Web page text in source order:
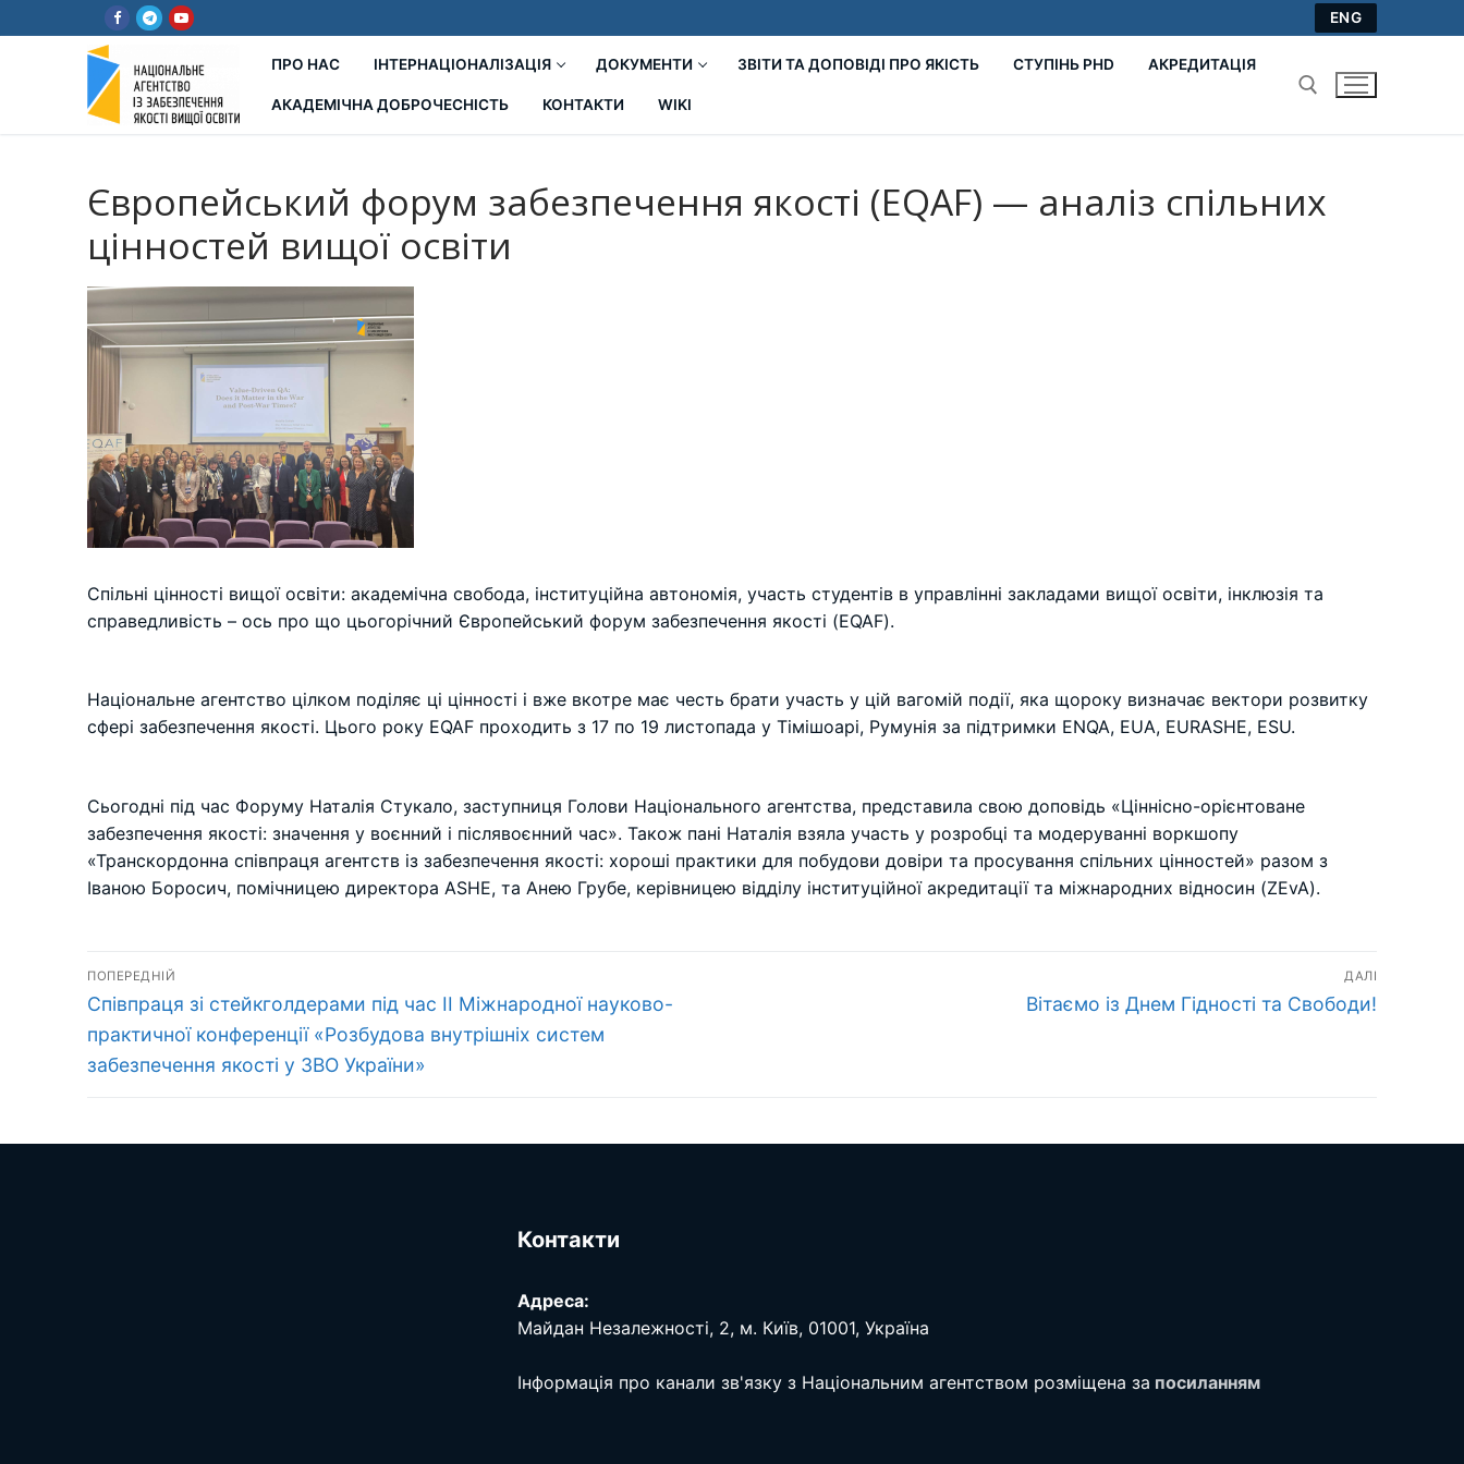
до
ENG
ПРО НАС ІНТЕРНАЦІОНАЛІЗАЦІЯ ДОКУМЕНТИ ЗВІТИ ТА ДОПОВІДІ ПРО ЯКІСТЬ СТУПІНЬ PHD АКРЕДИТАЦІЯ
АКАДЕМІЧНА ДОБРОЧЕСНІСТЬ КОНТАКТИ WIKI
Європейський форум забезпечення якості (EQAF) — аналіз спільних
цінностей вищої освіти
Спільні цінності вищої освіти: академічна свобода, інституційна автономія, участь студентів в управлінні закладами вищої освіти, інклюзія та
справедливість – ось про що цьогорічний Європейський форум забезпечення якості (EQAF).
Національне агентство цілком поділяє ці цінності і вже вкотре має честь брати участь у цій вагомій події, яка щороку визначає вектори розвитку
сфері забезпечення якості. Цього року EQAF проходить з 17 по 19 листопада у Тімішоарі, Румунія за підтримки ENQA, EUA, EURASHE, ESU.
Сьогодні під час Форуму Наталія Стукало, заступниця Голови Національного агентства, представила свою доповідь «Ціннісно-орієнтоване
забезпечення якості: значення у воєнний і післявоєнний час». Також пані Наталія взяла участь у розробці та модеруванні воркшопу
«Транскордонна співпраця агентств із забезпечення якості: хороші практики для побудови довіри та просування спільних цінностей» разом з
Іваною Боросич, помічницею директора ASHE, та Анею Грубе, керівницею відділу інституційної акредитації та міжнародних відносин (ZEvA).
Навігація
записів
ПОПЕРЕДНІЙ
Попередній
запис:
Співпраця зі стейкголдерами під час ІІ Міжнародної науково-
практичної конференції «Розбудова внутрішніх систем
забезпечення якості у ЗВО України»
ДАЛІ
Наступний
Вітаємо із Днем Гідності та Свободи!
Контакти
Адреса:
Майдан Незалежності, 2, м. Київ, 01001, Україна
Інформація про канали зв'язку з Національним агентством розміщена за посиланням